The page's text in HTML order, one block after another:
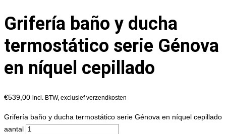
Grifería baño y ducha
termostático serie Génova
en níquel cepillado
€539,00 incl. BTW, exclusief verzendkosten
Grifería baño y ducha termostático serie Génova en níquel cepillado
aantal